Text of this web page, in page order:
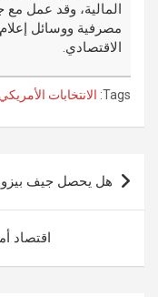
المالية، وقد عمل
مصرفية ووسائل
الاقتصادي.
Tags: الانتخابات الأمريكي
تصفّح
المقالات
هل يحصل جيف
اقتصاد